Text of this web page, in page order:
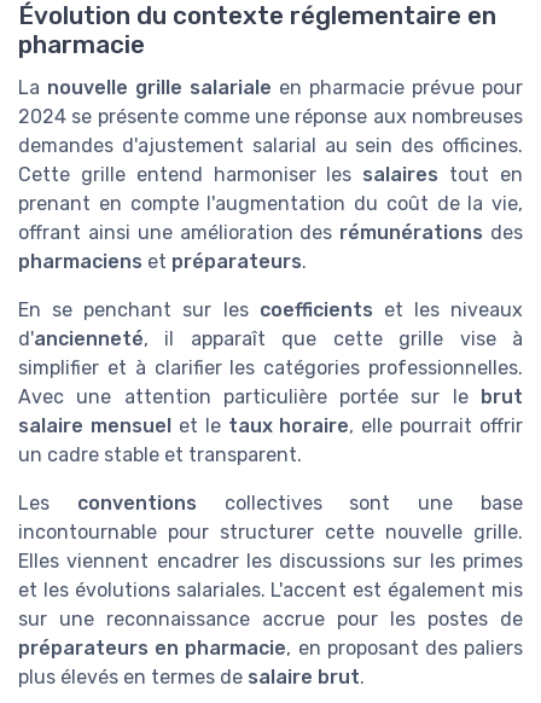
Évolution du contexte réglementaire en
pharmacie
La nouvelle grille salariale en pharmacie prévue pour
2024 se présente comme une réponse aux nombreuses
demandes d'ajustement salarial au sein des officines.
Cette grille entend harmoniser les salaires tout en
prenant en compte l'augmentation du coût de la vie,
offrant ainsi une amélioration des rémunérations des
pharmaciens et préparateurs.
En se penchant sur les coefficients et les niveaux
d'ancienneté, il apparaît que cette grille vise à
simplifier et à clarifier les catégories professionnelles.
Avec une attention particulière portée sur le brut
salaire mensuelet le taux horaire, elle pourrait offrir
un cadre stable et transparent.
Les conventions collectives sont une base
incontournable pour structurer cette nouvelle grille.
Elles viennent encadrer les discussions sur les primes
et les évolutions salariales. L'accent est également mis
sur une reconnaissance accrue pour les postes de
préparateurs en pharmacie, en proposant des paliers
plus élevés en termes de salaire brut.